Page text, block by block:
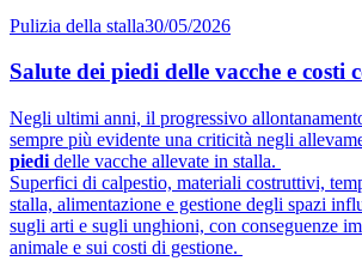
Pulizia della stalla30/05/2026
Salute dei piedi delle vacche e costi
Negli ultimi anni, il progressivo
sempre più evidente una criticità negli
piedi delle vacche allevate in stalla.
Superfici di calpestio, materiali costruttivi,
stalla, alimentazione e gestione degli spazi
sugli arti e sugli unghioni, con conseguenze
animale e sui costi di gestione.